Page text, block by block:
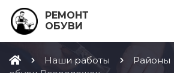
РЕМОНТ
ОБУВИ
Наши работы Районы